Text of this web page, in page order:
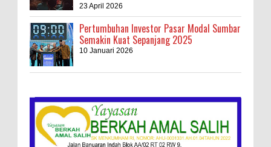
23 April 2026
Pertumbuhan Investor Pasar Modal Sumbar
Semakin Kuat Sepanjang 2025
10 Januari 2026
Kebakaran Hebat, Israel Dapat Cobaan